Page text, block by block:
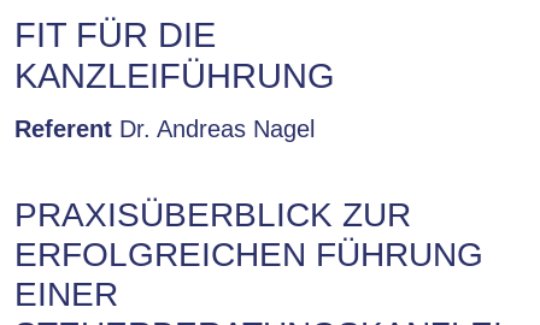
FIT FÜR DIE
KANZLEIFÜHRUNG
Referent Dr. Andreas Nagel
PRAXISÜBERBLICK ZUR
ERFOLGREICHEN FÜHRUNG
EINER